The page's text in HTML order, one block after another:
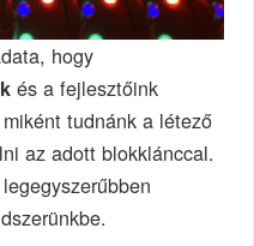
hogy
és a fejlesztőink
tudnánk a létező
az adott blokklánccal.